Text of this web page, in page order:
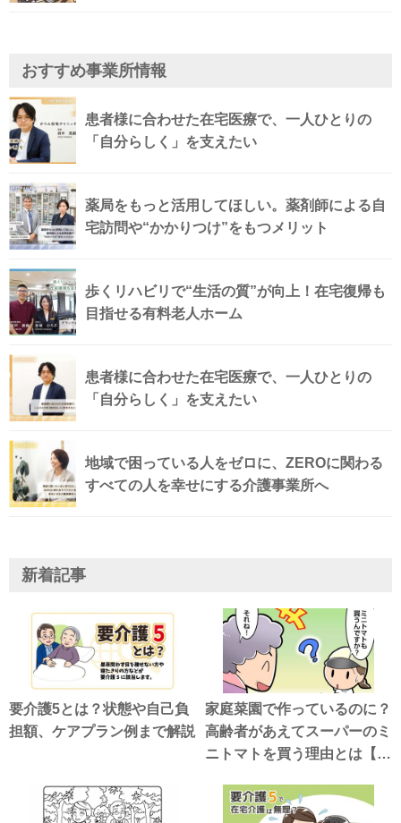
おすすめ事業所情報
患者様に合わせた在宅医療で、一人ひとりの
「自分らしく」を支えたい
薬局をもっと活用してほしい。薬剤師による自
宅訪問や“かかりつけ”をもつメリット
歩くリハビリで“生活の質”が向上！在宅復帰も
目指せる有料老人ホーム
患者様に合わせた在宅医療で、一人ひとりの
「自分らしく」を支えたい
地域で困っている人をゼロに、ZEROに関わる
すべての人を幸せにする介護事業所へ
新着記事
要介護5とは？状態や自己負
担額、ケアプラン例まで解説
家庭菜園で作っているのに？
高齢者があえてスーパーのミ
ニトマトを買う理由とは【介